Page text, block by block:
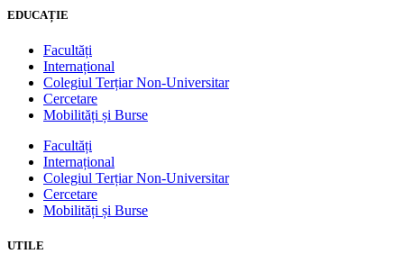
EDUCAȚIE
Facultăți
Internațional
Colegiul Terțiar Non-Universitar
Cercetare
Mobilități și Burse
Facultăți
Internațional
Colegiul Terțiar Non-Universitar
Cercetare
Mobilități și Burse
UTILE